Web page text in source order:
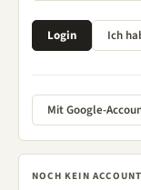
Mit Google-
NOCH KEIN